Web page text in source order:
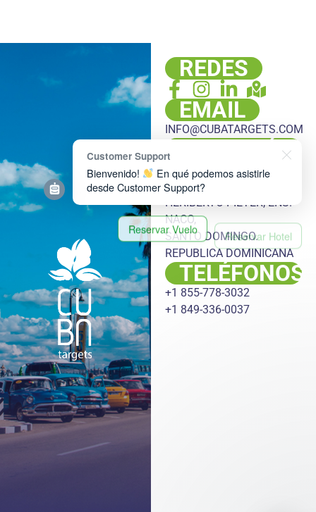
REDES
EMAIL
INFO@CUBATARGETS.COM
DIRECCIÓN
PLAZA HACHÉ, LOCAL 108,
ESQ. LUIS LEMBERT Y DR.
HERIBERTO PIETER, ENS.
NACO,
SANTO DOMINGO.
REPUBLICA DOMINICANA
TELÉFONOS
+1 855-778-3032
+1 849-336-0037
Customer Support
Bienvenido!
En qué podemos asistirle
desde Customer Support?
Reservar Vuelo Reservar Hotel
Reservar Auto Reservar Excursión
Reservar Transfer